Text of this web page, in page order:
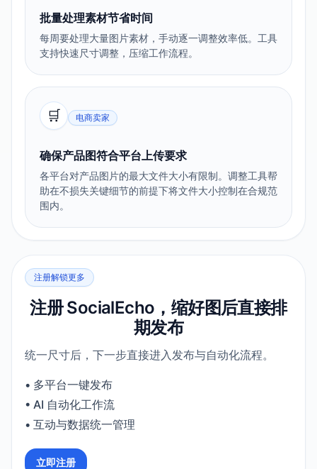
批量处理素材节省时间
每周要处理大量图片素材，手动逐一调整效率低。工具
支持快速尺寸调整，压缩工作流程。
🛒 电商卖家
确保产品图符合平台上传要求
各平台对产品图片的最大文件大小有限制。调整工具帮
助在不损失关键细节的前提下将文件大小控制在合规范
围内。
注册解锁更多
注册 SocialEcho，缩好图后直接排
期发布
统一尺寸后，下一步直接进入发布与自动化流程。
• 多平台一键发布
• AI 自动化工作流
• 互动与数据统一管理
立即注册